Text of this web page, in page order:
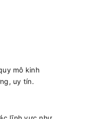
mô kinh
uy tín.